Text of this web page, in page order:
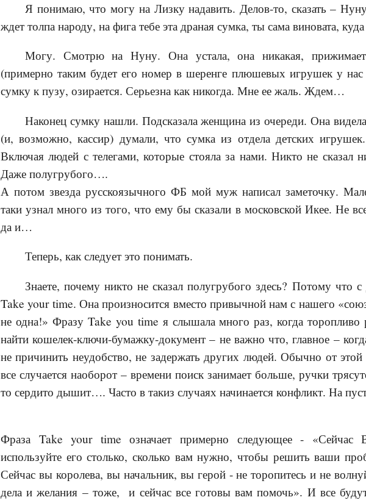
Я понимаю, что могу на Лизку надавить. Делов-то, сказать –
ждет толпа народу, на фига тебе эта драная сумка, ты сама виновата,
Могу. Смотрю на Нуну. Она устала, она никакая, прижимает
(примерно таким будет его номер в шеренге плюшевых игрушек у
сумку к пузу, озирается. Серьезна как никогда. Мне ее жаль. Ждем…
Наконец сумку нашли. Подсказала женщина из очереди. Она
(и, возможно, кассир) думали, что сумка из отдела детских
Включая людей с телегами, которые стояла за нами. Никто не сказал
Даже полугрубого….
А потом звезда русскоязычного ФБ мой муж написал заметочку.
таки узнал много из того, что ему бы сказали в московской Икее. Не
да и…
Теперь, как следует это понимать.
Знаете, почему никто не сказал полугрубого здесь? Потому что с
Take your time. Она произносится вместо привычной нам с нашего
не одна!» Фразу Take you time я слышала много раз, когда торопливо
найти кошелек-ключи-бумажку-документ – не важно что, главное –
не причинить неудобство, не задержать других людей. Обычно от этой
все случается наоборот – времени поиск занимает больше, ручки
то сердито дышит…. Часто в такиз случаях начинается конфликт. На
Фраза Take your time означает примерно следующее -
используйте его столько, сколько вам нужно, чтобы решить ваши
Сейчас вы королева, вы начальник, вы герой - не торопитесь и не
дела и желания – тоже, и сейчас все готовы вам помочь». И все